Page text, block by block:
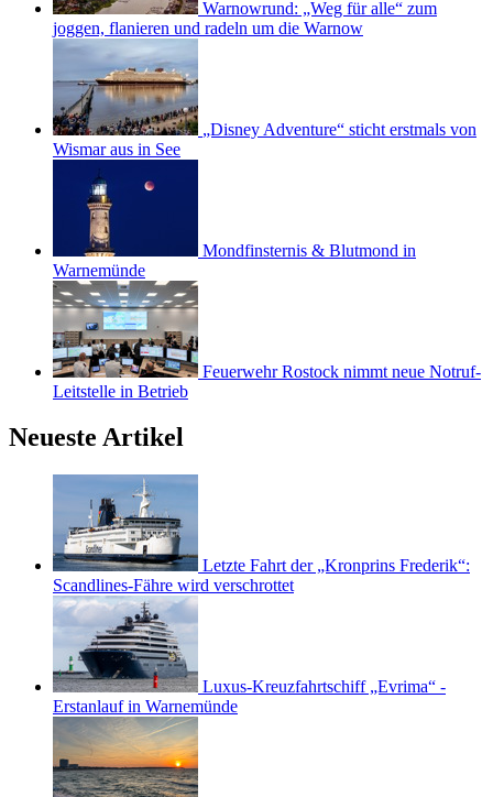
Warnowrund: „Weg für alle“ zum
joggen, flanieren und radeln um die Warnow
„Disney Adventure“ sticht erstmals von
Wismar aus in See
Mondfinsternis & Blutmond in
Warnemünde
Feuerwehr Rostock nimmt neue Notruf-
Leitstelle in Betrieb
Neueste Artikel
Letzte Fahrt der „Kronprins Frederik“:
Scandlines-Fähre wird verschrottet
Luxus-Kreuzfahrtschiff „Evrima“ -
Erstanlauf in Warnemünde